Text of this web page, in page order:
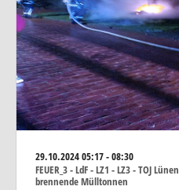
29.10.202405:17 - 08:30
FEUER_3 - LdF - LZ1 - LZ3 - TOJ
brennende Mülltonnen